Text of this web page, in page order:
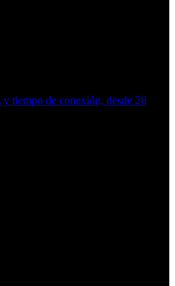
tiempo de conexión, desde 26